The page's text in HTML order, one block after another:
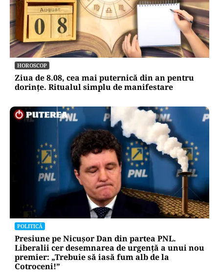
HOROSCOP
Ziua de 8.08, cea mai puternică din an pentru
dorințe. Ritualul simplu de manifestare
POLITICĂ
Presiune pe Nicușor Dan din partea PNL.
Liberalii cer desemnarea de urgență a unui nou
premier: „Trebuie să iasă fum alb de la
Cotroceni!”